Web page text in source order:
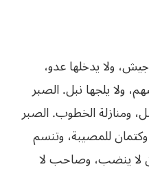
ولا يدخلها عدو،
ولا يلجها نبل. الصبر
ومنازلة الخطوب. الصبر
للمصيبة، وتنسم
لا ينضب، وصاحب لا